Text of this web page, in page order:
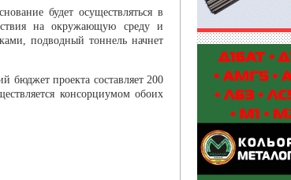
будет осуществляться в
на окружающую среду и
подводный тоннель начнет
бюджет проекта составляет 200
консорциумом обоих